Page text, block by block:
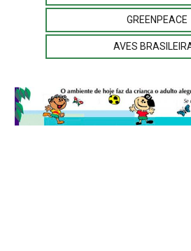
GREENPEACE
AVES